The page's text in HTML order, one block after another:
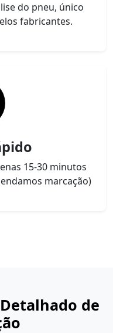
do pneu, único
fabricantes.
15-30 minutos
marcação)
de